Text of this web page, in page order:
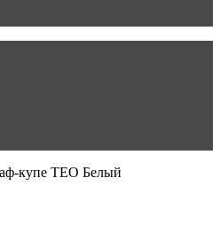
купе ТЕО Белый